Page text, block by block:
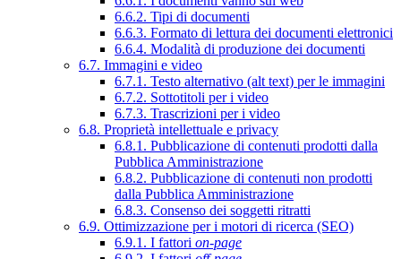
6.6.2. Tipi di documenti
6.6.3. Formato di lettura dei documenti elettronici
6.6.4. Modalità di produzione dei documenti
6.7. Immagini e video
6.7.1. Testo alternativo (alt text) per le immagini
6.7.2. Sottotitoli per i video
6.7.3. Trascrizioni per i video
6.8. Proprietà intellettuale e privacy
6.8.1. Pubblicazione di contenuti prodotti dalla
Pubblica Amministrazione
6.8.2. Pubblicazione di contenuti non prodotti
dalla Pubblica Amministrazione
6.8.3. Consenso dei soggetti ritratti
6.9. Ottimizzazione per i motori di ricerca (SEO)
6.9.1. I fattori on-page